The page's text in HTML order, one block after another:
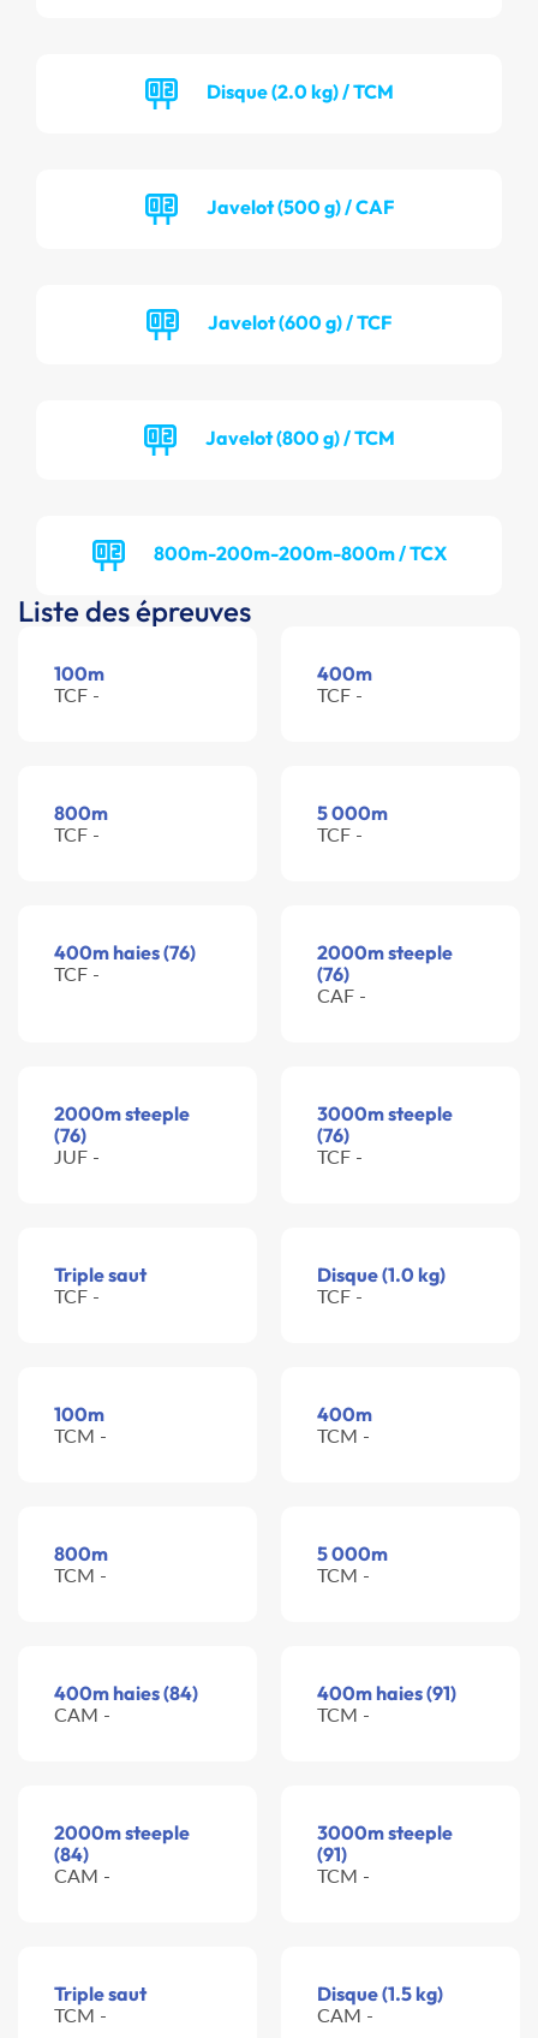
Disque (2.0 kg) / TCM
Javelot (500 g) / CAF
Javelot (600 g) / TCF
Javelot (800 g) / TCM
800m-200m-200m-800m / TCX
Liste des épreuves
100m
TCF -
400m
TCF -
800m
TCF -
5 000m
TCF -
400m haies (76)
TCF -
2000m steeple
(76)
CAF -
2000m steeple
(76)
JUF -
3000m steeple
(76)
TCF -
Triple saut
TCF -
Disque (1.0 kg)
TCF -
100m
TCM -
400m
TCM -
800m
TCM -
5 000m
TCM -
400m haies (84)
CAM -
400m haies (91)
TCM -
2000m steeple
(84)
CAM -
3000m steeple
(91)
TCM -
Triple saut
TCM -
Disque (1.5 kg)
CAM -